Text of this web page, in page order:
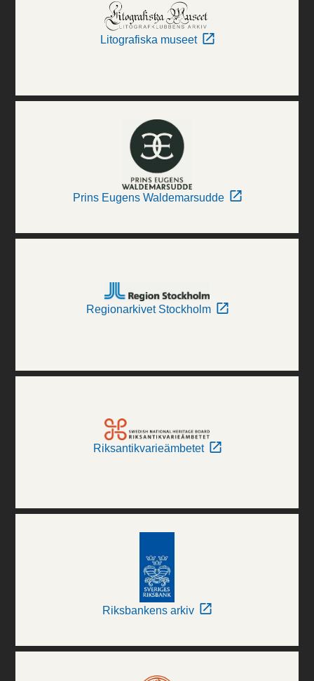
Litografiska museet
Prins Eugens Waldemarsudde
Regionarkivet Stockholm
Riksantikvarieämbetet
Riksbankens arkiv